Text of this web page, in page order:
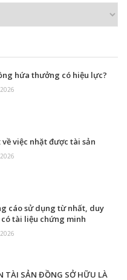
hứa thưởng có hiệu lực?
việc nhặt được tài sản
cáo sử dụng từ nhất, duy
tài liệu chứng minh
TÀI SẢN ĐỒNG SỞ HỮU LÀ